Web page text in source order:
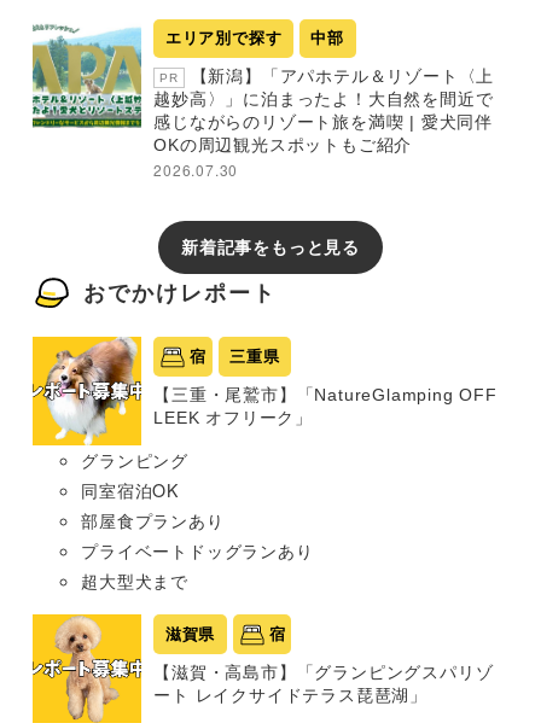
エリア別で探す 中部
PR
【新潟】「アパホテル＆リゾート〈上
越妙高〉」に泊まったよ！大自然を間近で
感じながらのリゾート旅を満喫 | 愛犬同伴
OKの周辺観光スポットもご紹介
2026.07.30
新着記事をもっと見る
おでかけレポート
宿 三重県
【三重・尾鷲市】「NatureGlamping OFF
LEEK オフリーク」
グランピング
同室宿泊OK
部屋食プランあり
プライベートドッグランあり
超大型犬まで
滋賀県 宿
【滋賀・高島市】「グランピングスパリゾ
ート レイクサイドテラス琵琶湖」